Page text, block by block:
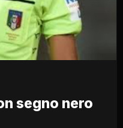
segno nero